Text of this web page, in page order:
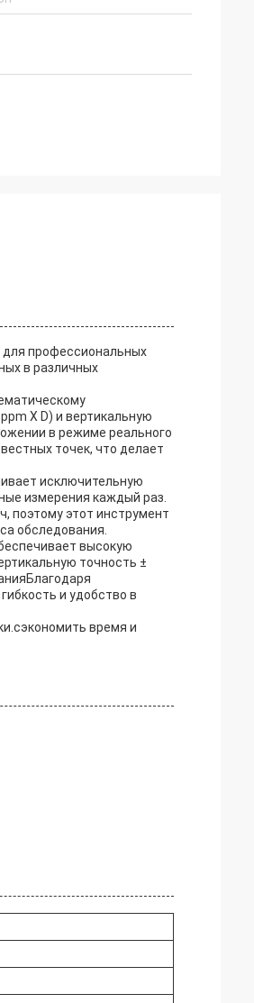
для профессиональных
в различных
X D) и вертикальную
в режиме реального
точек, что делает
исключительную
измерения каждый раз.
поэтому этот инструмент
обследования.
высокую
точность ±
и удобство в
время и